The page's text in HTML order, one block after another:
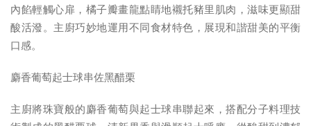
內餡輕觸心扉，橘子瓣畫龍點睛地襯托豬里肌肉，滋味更顯甜
酸活潑。主廚巧妙地運用不同食材特色，展現和諧甜美的平衡
口感。
麝香葡萄起士球串佐黑醋栗
主廚將珠寶般的麝香葡萄與起士球串聯起來，搭配分子料理技